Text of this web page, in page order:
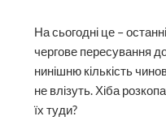
На сьогодні це –
чергове пересування
нинішню кількість
не влізуть. Хіба
їх туди?